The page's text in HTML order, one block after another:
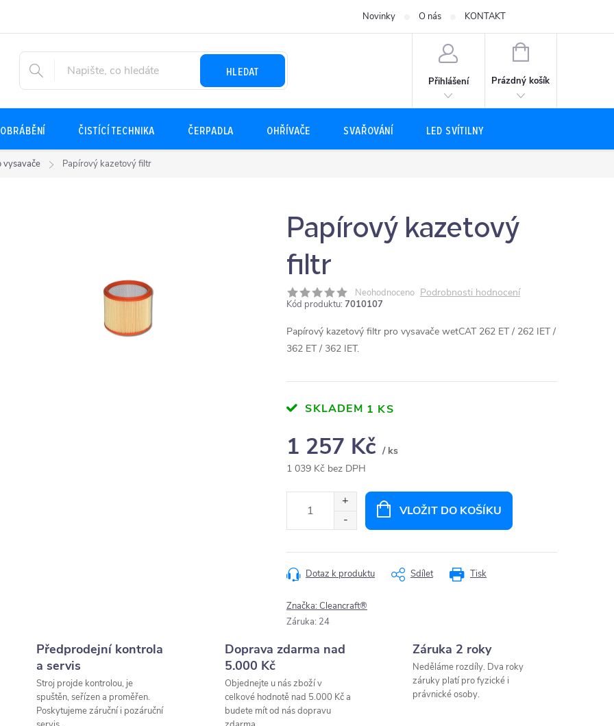
Novinky O nás KONTAKT
HLEDAT
Přihlášení
NÁKUPNÍ
Prázdný košík
ČISTÍCÍ TECHNIKA ČERPADLA OHŘÍVAČE SVAŘOVÁNÍ LED SVÍTILNY
vysavače Papírový kazetový filtr
Papírový kazetový
filtr
Neohodnoceno Podrobnosti hodnocení
Kód produktu: 7010107
Papírový kazetový filtr pro vysavače wetCAT 262 ET / 262 IET /
362 ET / 362 IET.
SKLADEM 1 KS
1 257 Kč / ks
1 039 Kč bez DPH
VLOŽIT DO KOŠÍKU
Tisk
Dotaz k produktu Sdílet
Značka:Cleancraft®
Záruka: 24
Předprodejní kontrola
a servis
Stroj projde kontrolou, je
spuštěn, seřízen a proměřen.
Poskytujeme záruční i pozáruční
Doprava zdarma nad
5.000 Kč
Objednejte u nás zboží v
celkové hodnotě nad 5.000 Kč a
budete mít od nás dopravu
Záruka 2 roky
Neděláme rozdíly. Dva roky
záruky platí pro fyzické i
právnické osoby.